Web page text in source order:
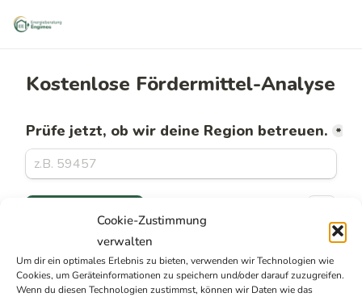
Cookie-Zustimmung
verwalten
Um dir ein optimales Erlebnis zu bieten, verwenden wir Technologien wie
Cookies, um Geräteinformationen zu speichern und/oder darauf zuzugreifen.
Wenn du diesen Technologien zustimmst, können wir Daten wie das
Regionen